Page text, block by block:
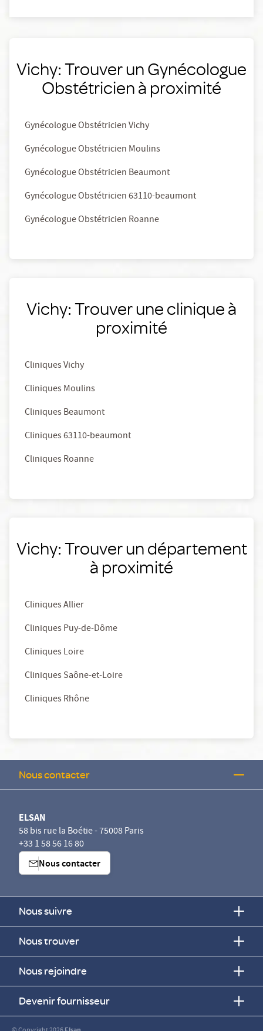
Vichy: Trouver un Gynécologue
Obstétricien à proximité
Gynécologue Obstétricien Vichy
Gynécologue Obstétricien Moulins
Gynécologue Obstétricien Beaumont
Gynécologue Obstétricien 63110-beaumont
Gynécologue Obstétricien Roanne
Vichy: Trouver une clinique à
proximité
Cliniques Vichy
Cliniques Moulins
Cliniques Beaumont
Cliniques 63110-beaumont
Cliniques Roanne
Vichy: Trouver un département
à proximité
Cliniques Allier
Cliniques Puy-de-Dôme
Cliniques Loire
Cliniques Saône-et-Loire
Cliniques Rhône
Nous contacter
ELSAN
58 bis rue la Boétie - 75008 Paris
+33 1 58 56 16 80
Nous contacter
Nous suivre
Nous trouver
Nous rejoindre
Devenir fournisseur